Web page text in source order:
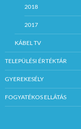
2018
2017
KÁBEL TV
TELEPÜLÉSI ÉRTÉKTÁR
GYEREKESÉLY
FOGYATÉKOS ELLÁTÁS